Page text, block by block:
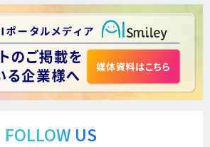
LINE WORKS PaperOn
ス」
FOLLOW US